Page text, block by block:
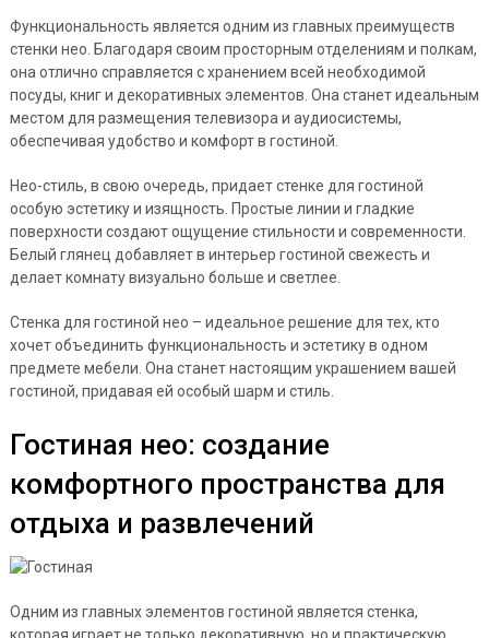
Функциональность является одним из главных преимуществ
стенки нео. Благодаря своим просторным отделениям и полкам,
она отлично справляется с хранением всей необходимой
посуды, книг и декоративных элементов. Она станет идеальным
местом для размещения телевизора и аудиосистемы,
обеспечивая удобство и комфорт в гостиной.
Нео-стиль, в свою очередь, придает стенке для гостиной
особую эстетику и изящность. Простые линии и гладкие
поверхности создают ощущение стильности и современности.
Белый глянец добавляет в интерьер гостиной свежесть и
делает комнату визуально больше и светлее.
Стенка для гостиной нео – идеальное решение для тех, кто
хочет объединить функциональность и эстетику в одном
предмете мебели. Она станет настоящим украшением вашей
гостиной, придавая ей особый шарм и стиль.
Гостиная нео: создание
комфортного пространства для
отдыха и развлечений
Одним из главных элементов гостиной является стенка,